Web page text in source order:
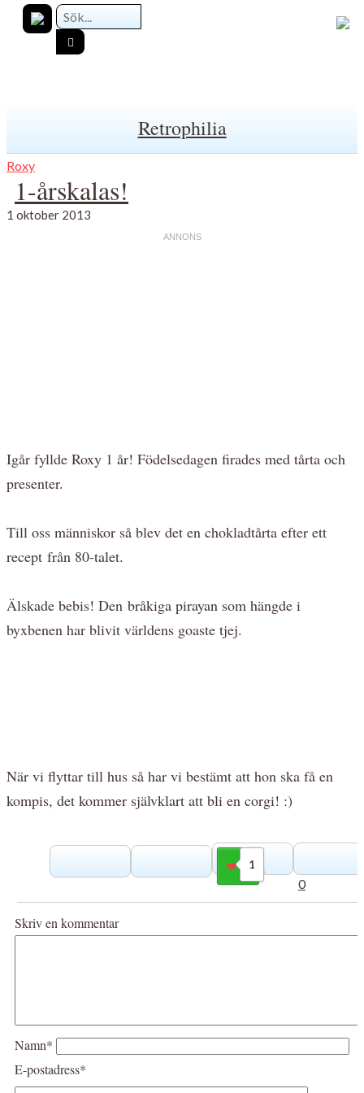
Retrophilia
Roxy
1-årskalas!
1 oktober 2013
Igår fyllde Roxy 1 år! Födelsedagen firades med tårta och
presenter.
Till oss människor så blev det en chokladtårta efter ett
recept från 80-talet.
Älskade bebis! Den bråkiga pirayan som hängde i
byxbenen har blivit världens goaste tjej.
När vi flyttar till hus så har vi bestämt att hon ska få en
kompis, det kommer självklart att bli en corgi! :)
1
Gilla
0
Skriv en kommentar
Namn*
E-postadress*